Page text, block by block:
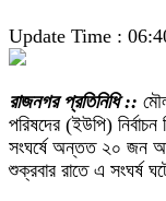
Update Time :
রাজনগর প্রতিনিধি ::
পরিষদের (ইউপি)
সংঘর্ষে অন্তত ২০ জন
শুক্রবার রাতে এ সংঘর্ষ